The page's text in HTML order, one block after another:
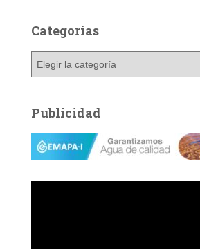
Categorías
g
o
a
Publicidad